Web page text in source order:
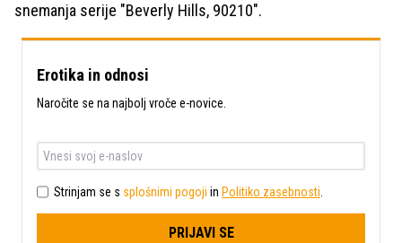
snemanja serije "Beverly Hills, 90210".
Erotika in odnosi
Naročite se na najbolj vroče e-novice.
Strinjam se s splošnimi pogoji in Politiko zasebnosti
PRIJAVI SE